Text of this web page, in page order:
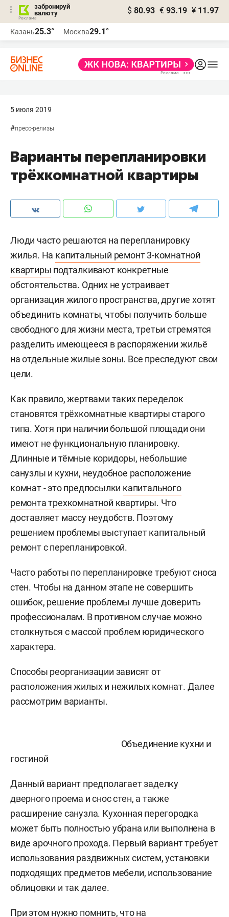
забронируй
валюту
$ 80.93 € 93.19 ¥ 11.97
Казань25.3° Москва29.1°
5 июля 2019
#пресс-релизы
Варианты перепланировки
трёхкомнатной квартиры
Люди часто решаются на перепланировку
жилья. На капитальный ремонт 3-комнатной
квартиры подталкивают конкретные
обстоятельства. Одних не устраивает
организация жилого пространства, другие хотят
объединить комнаты, чтобы получить больше
свободного для жизни места, третьи стремятся
разделить имеющееся в распоряжении жильё
на отдельные жилые зоны. Все преследуют свои
цели.
Как правило, жертвами таких переделок
становятся трёхкомнатные квартиры старого
типа. Хотя при наличии большой площади они
имеют не функциональную планировку.
Длинные и тёмные коридоры, небольшие
санузлы и кухни, неудобное расположение
комнат - это предпосылки капитального
ремонта трехкомнатной квартиры. Что
доставляет массу неудобств. Поэтому
решением проблемы выступает капитальный
ремонт с перепланировкой.
Часто работы по перепланировке требуют сноса
стен. Чтобы на данном этапе не совершить
ошибок, решение проблемы лучше доверить
профессионалам. В противном случае можно
столкнуться с массой проблем юридического
характера.
Способы реорганизации зависят от
расположения жилых и нежилых комнат. Далее
рассмотрим варианты.
Объединение кухни и
гостиной
Данный вариант предполагает заделку
дверного проема и снос стен, а также
расширение санузла. Кухонная перегородка
может быть полностью убрана или выполнена в
виде арочного прохода. Первый вариант требует
использования раздвижных систем, установки
подходящих предметов мебели, использование
облицовки и так далее.
При этом нужно помнить, что на